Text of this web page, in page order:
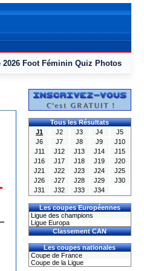
Foot Féminin Quiz Photos
Tous les Résultats
J1
J2 J3 J4
J5
J6
J7 J8 J9
J10
J11
J12 J13 J14
J15
J16
J17 J18 J19
J20
J21
J22 J23 J24
J25
J26
J27 J28 J29
J30
J31
J32 J33 J34
Les coupes Européennes
Ligue des champions
Ligue Europa
Classement CAN
Les coupes nationales
Coupe de France
Coupe de la Ligue